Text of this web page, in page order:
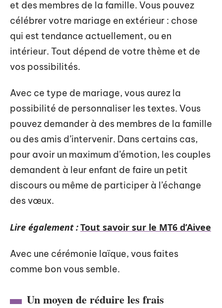
et des membres de la famille. Vous pouvez
célébrer votre mariage en extérieur : chose
qui est tendance actuellement, ou en
intérieur. Tout dépend de votre thème et de
vos possibilités.
Avec ce type de mariage, vous aurez la
possibilité de personnaliser les textes. Vous
pouvez demander à des membres de la famille
ou des amis d’intervenir. Dans certains cas,
pour avoir un maximum d’émotion, les couples
demandent à leur enfant de faire un petit
discours ou même de participer à l’échange
des vœux.
Lire également :Tout savoir sur le MT6 d’Aivee
Avec une cérémonie laïque, vous faites
comme bon vous semble.
Un moyen de réduire les frais